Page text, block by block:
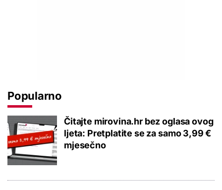
Popularno
Čitajte mirovina.hr bez oglasa ovog
ljeta: Pretplatite se za samo 3,99 €
mjesečno